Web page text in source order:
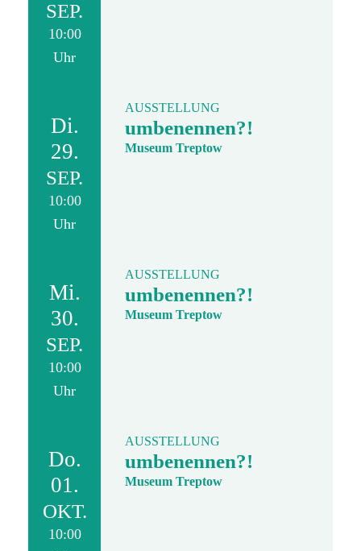
SEP.
10:00
Uhr
Di.
29.
SEP.
10:00
Uhr
AUSSTELLUNG
umbenennen?!
Museum Treptow
Mi.
30.
SEP.
10:00
Uhr
AUSSTELLUNG
umbenennen?!
Museum Treptow
Do.
01.
OKT.
10:00
AUSSTELLUNG
umbenennen?!
Museum Treptow